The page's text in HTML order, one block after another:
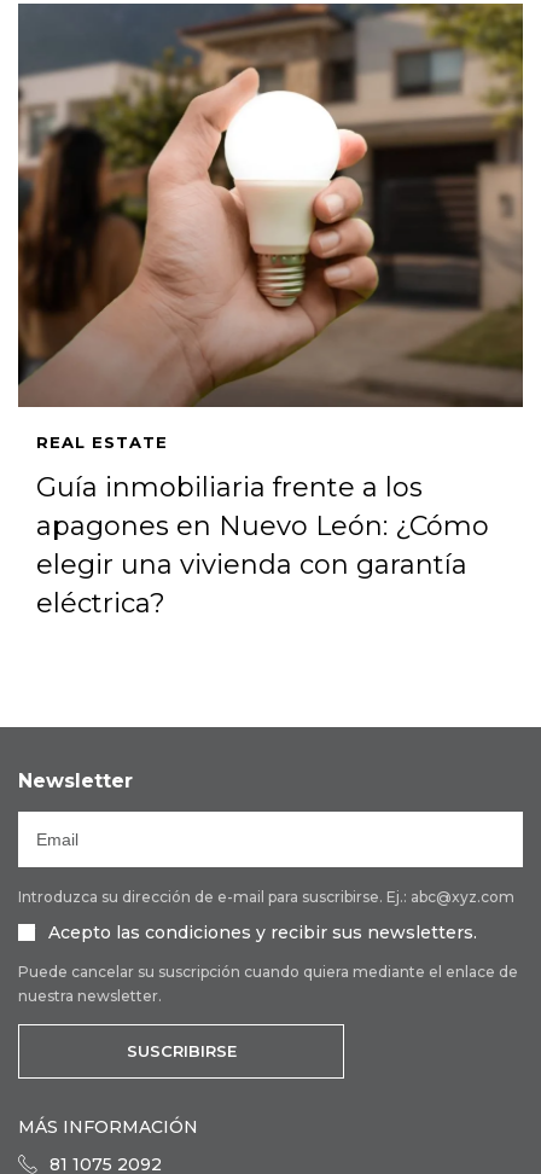
REAL ESTATE
Guía inmobiliaria frente a los
apagones en Nuevo León: ¿Cómo
elegir una vivienda con garantía
eléctrica?
Newsletter
Introduzca su dirección de e-mail para suscribirse. Ej.: abc@xyz.com
Acepto las condiciones y recibir sus newsletters.
Puede cancelar su suscripción cuando quiera mediante el enlace de
nuestra newsletter.
SUSCRIBIRSE
MÁS INFORMACIÓN
81 1075 2092